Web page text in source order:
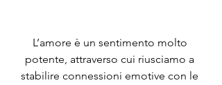
L’amore è un sentimento molto
potente, attraverso cui riusciamo a
stabilire connessioni emotive con le